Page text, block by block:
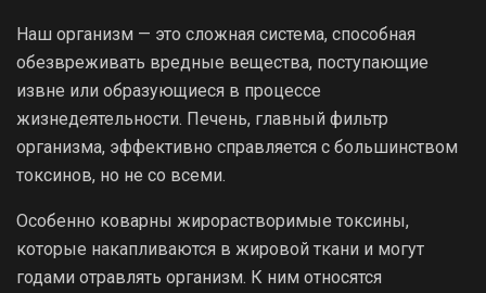
Наш организм — это сложная система, способная
обезвреживать вредные вещества, поступающие
извне или образующиеся в процессе
жизнедеятельности. Печень, главный фильтр
организма, эффективно справляется с большинством
токсинов, но не со всеми.
Особенно коварны жирорастворимые токсины,
которые накапливаются в жировой ткани и могут
годами отравлять организм. К ним относятся